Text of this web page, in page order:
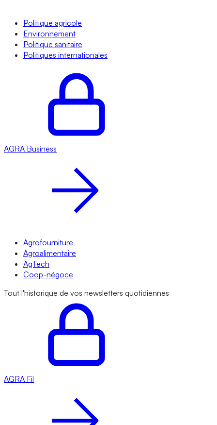
Politique agricole
Environnement
Politique sanitaire
Politiques internationales
AGRA Business
Agrofourniture
Agroalimentaire
AgTech
Coop-négoce
Tout l'historique de vos newsletters quotidiennes
AGRA Fil